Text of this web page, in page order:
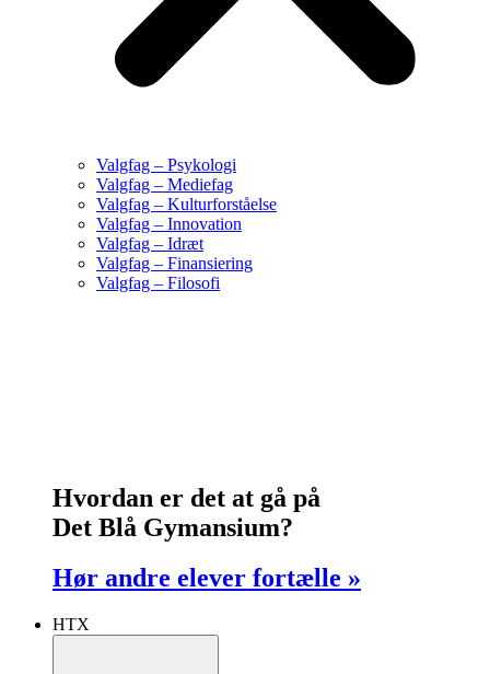
Valgfag – Psykologi
Valgfag – Mediefag
Valgfag – Kulturforståelse
Valgfag – Innovation
Valgfag – Idræt
Valgfag – Finansiering
Valgfag – Filosofi
Hvordan er det at gå på
Det Blå Gymansium?
Hør andre elever fortælle »
HTX